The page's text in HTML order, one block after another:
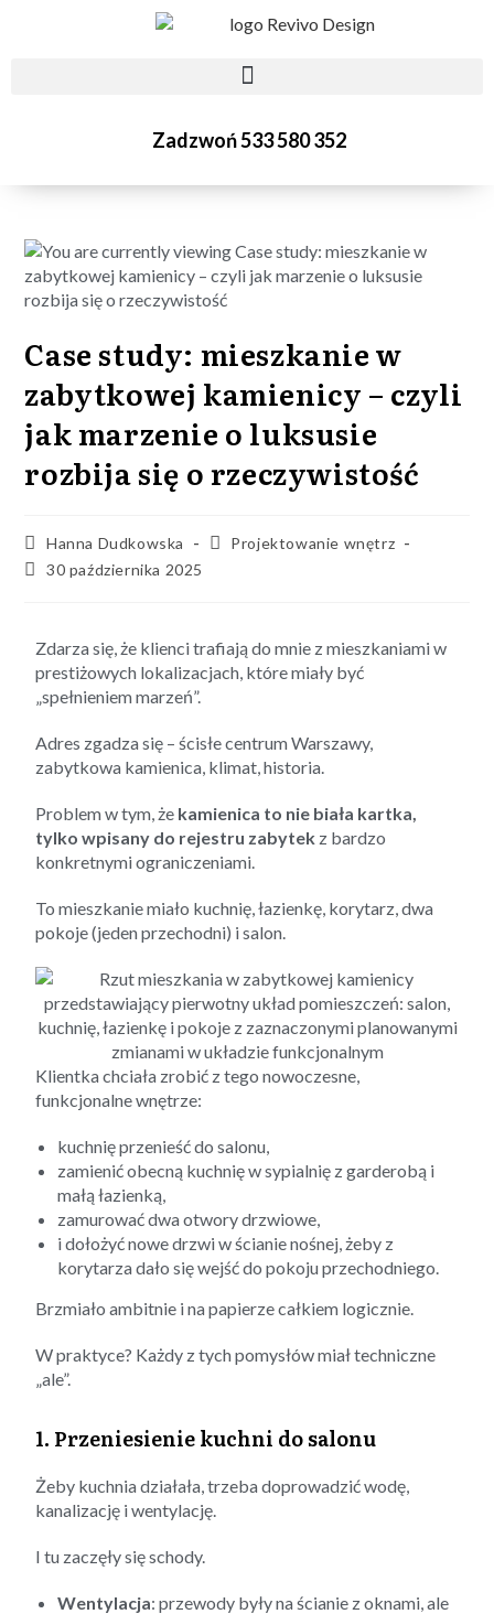
Zadzwoń 533 580 352
Case study: mieszkanie w
zabytkowej kamienicy – czyli
jak marzenie o luksusie
rozbija się o rzeczywistość
Hanna Dudkowska
Projektowanie wnętrz
30 października 2025
Zdarza się, że klienci trafiają do mnie z mieszkaniami w
prestiżowych lokalizacjach, które miały być
„spełnieniem marzeń”.
Adres zgadza się – ścisłe centrum Warszawy,
zabytkowa kamienica, klimat, historia.
Problem w tym, że kamienica to nie biała kartka,
tylko wpisany do rejestru zabytek z bardzo
konkretnymi ograniczeniami.
To mieszkanie miało kuchnię, łazienkę, korytarz, dwa
pokoje (jeden przechodni) i salon.
Klientka chciała zrobić z tego nowoczesne,
funkcjonalne wnętrze:
kuchnię przenieść do salonu,
zamienić obecną kuchnię w sypialnię z garderobą i
małą łazienką,
zamurować dwa otwory drzwiowe,
i dołożyć nowe drzwi w ścianie nośnej, żeby z
korytarza dało się wejść do pokoju przechodniego.
Brzmiało ambitnie i na papierze całkiem logicznie.
W praktyce? Każdy z tych pomysłów miał techniczne
„ale”.
1. Przeniesienie kuchni do salonu
Żeby kuchnia działała, trzeba doprowadzić wodę,
kanalizację i wentylację.
I tu zaczęły się schody.
Wentylacja: przewody były na ścianie z oknami, ale